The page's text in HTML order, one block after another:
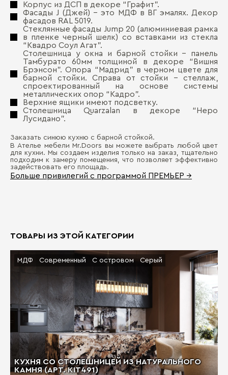
Корпус из ДСП в декоре “Графит”.
Фасады J (Джей) - это МДФ в ВГ эмалях. Декор
фасадов RAL 5019.
Стеклянные фасады Jump 20 (алюминиевая рамка
в пленке черный шелк) со вставками из стекла
“Квадро Соул Агат”.
Столешница у окна и барной стойки - панель
Тамбурато 60мм толщиной в декоре “Вишня
Брэнсон”. Опора “Мадрид” в черном цвете для
барной стойки. Справа от стойки - стеллаж,
спроектированный на основе системы
металлических опор “Кадро”.
Верхние ящики имеют подсветку.
Столешница Quarzalan в декоре “Неро
Лусидано”.
Заказать синюю кухню с барной стойкой.
В Ателье мебели Mr.Doors вы можете выбрать любой цвет
для кухни. Мы создаем изделия только на заказ, тщательно
подходим к замеру помещения, что позволяет эффективно
задействовать его площадь.
Больше привилегий с программой ПРЕМЬЕР →
ТОВАРЫ ИЗ ЭТОЙ КАТЕГОРИИ
КУХНЯ СО СТОЛЕШНИЦЕЙ ИЗ НАТУРАЛЬНОГО
КАМНЯ (АРТ. KIT491)
МДФ Современный С островом Серый